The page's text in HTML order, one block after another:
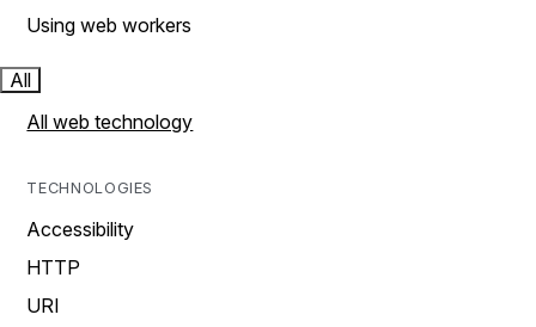
Using web workers
All
All web technology
TECHNOLOGIES
Accessibility
HTTP
URI